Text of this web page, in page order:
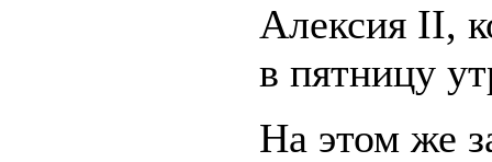
Алексия II,
в пятницу
На этом же